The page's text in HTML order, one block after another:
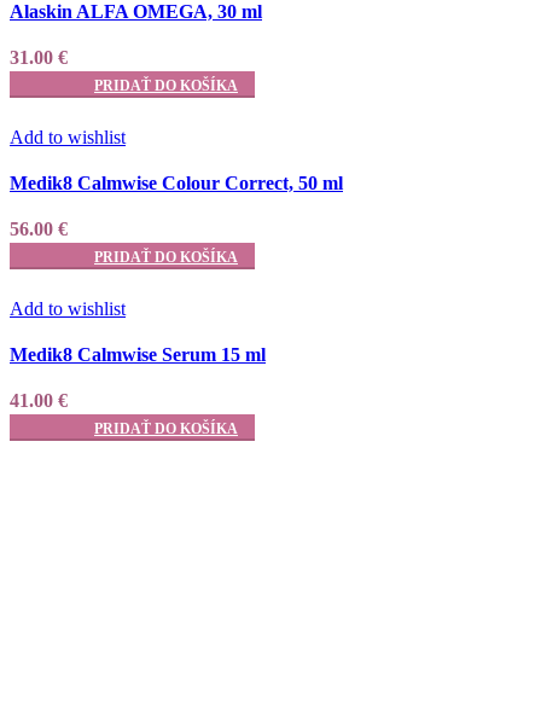
Alaskin ALFA OMEGA, 30 ml
31.00 €
PRIDAŤ DO KOŠÍKA
Add to wishlist
Medik8 Calmwise Colour Correct, 50 ml
56.00 €
PRIDAŤ DO KOŠÍKA
Add to wishlist
Medik8 Calmwise Serum 15 ml
41.00 €
PRIDAŤ DO KOŠÍKA